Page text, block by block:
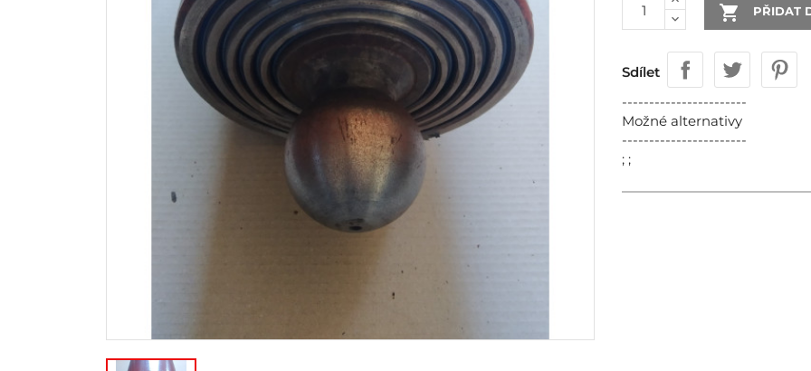
 PŘIDAT
Sdílet
-----------------------
Možné alternativy
-----------------------
; ;